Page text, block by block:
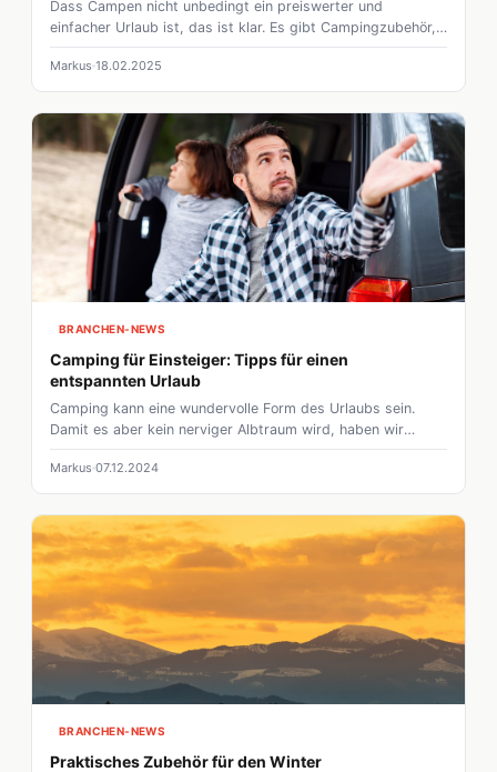
Dass Campen nicht unbedingt ein preiswerter und
einfacher Urlaub ist, das ist klar. Es gibt Campingzubehör,
das viele als unnötig oder sinnlos bezeichnen. Es gibt
jedoch auch Dinge, die nicht notwendig sind, aber trotzdem
deinen Campingalltag aufwerten. Wir stellen euch coole
Gadgets vor, die Camperherzen höher schlagen lassen.
Markus 18.02.2025
BRANCHEN-NEWS
Camping für Einsteiger: Tipps für einen
entspannten Urlaub
Camping kann eine wundervolle Form des Urlaubs sein.
Damit es aber kein nerviger Albtraum wird, haben wir
gerade für Neulinge ein paar Tipps zusammengestellt.
Markus 07.12.2024
BRANCHEN-NEWS
Praktisches Zubehör für den Winter